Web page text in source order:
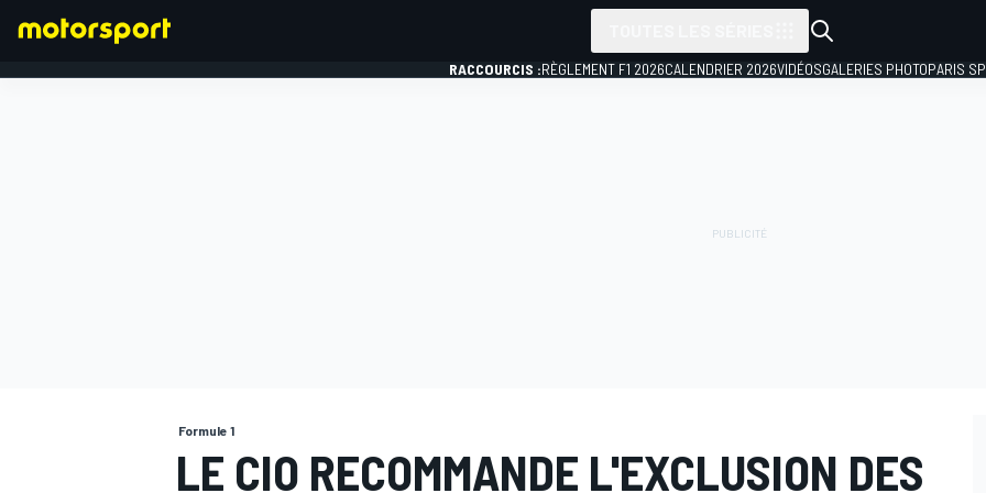
RACCOURCIS :RÈGLEMENT F1 2026CALENDRIER 2026VIDÉOSGALERIES PHOTOPARIS
Formule 1
LE CIO RECOMMANDE L'EXCLUSION DES